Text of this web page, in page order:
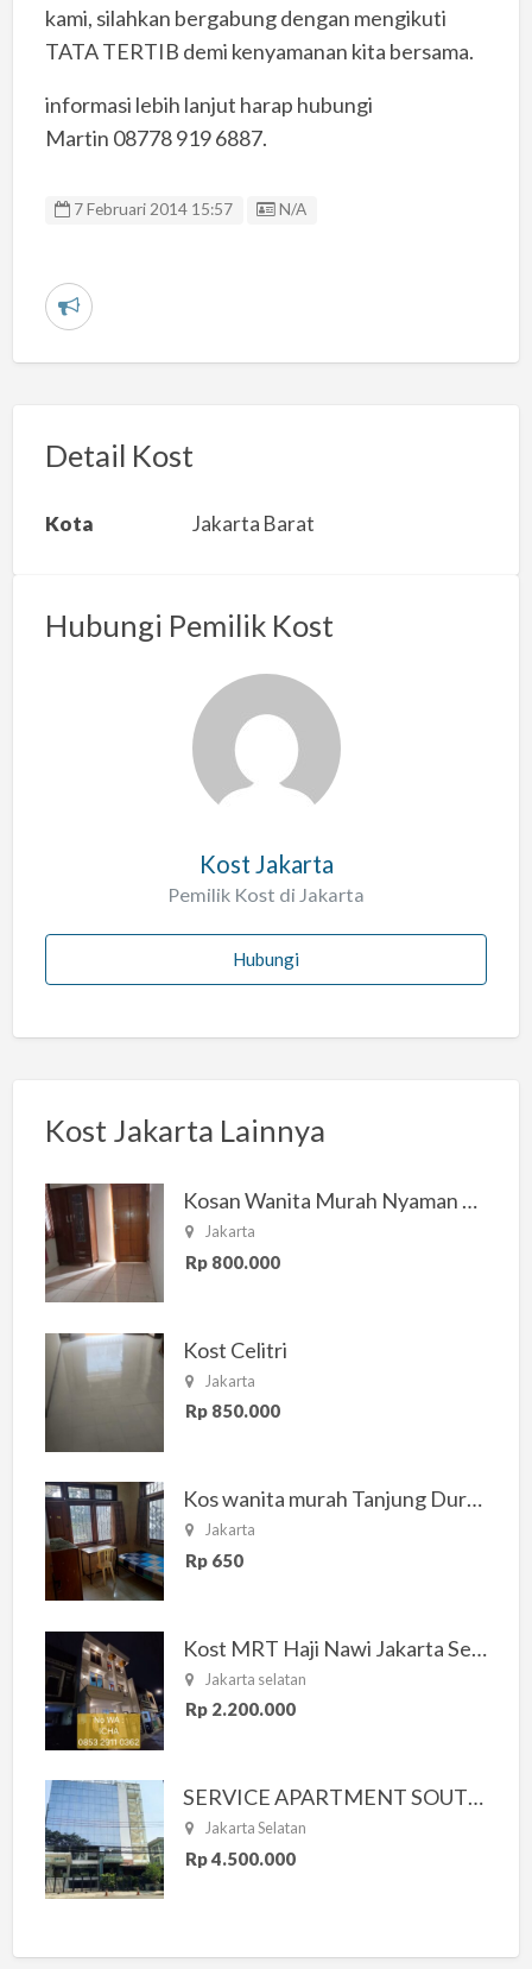
kami, silahkan bergabung dengan mengikuti
TATA TERTIB demi kenyamanan kita bersama.
informasi lebih lanjut harap hubungi
Martin 08778 919 6887.
7 Februari 2014 15:57 Listing ID
N/A
L
r
a
s
Detail Kost
Kota Jakarta Barat
Hubungi Pemilik Kost
Kost Jakarta
Pemilik Kost di Jakarta
Hubungi
Kost Jakarta Lainnya
Kosan Wanita Murah Nyaman di Jakarta Selatan
Jakarta
Rp 800.000
Kost Celitri
Jakarta
Rp 850.000
Kos wanita murah Tanjung Duren Jakarta Barat
Jakarta
Rp 650
Kost MRT Haji Nawi Jakarta Selatan
Jakarta selatan
Rp 2.200.000
SERVICE APARTMENT SOUTH RESIDENCE
Jakarta Selatan
Rp 4.500.000